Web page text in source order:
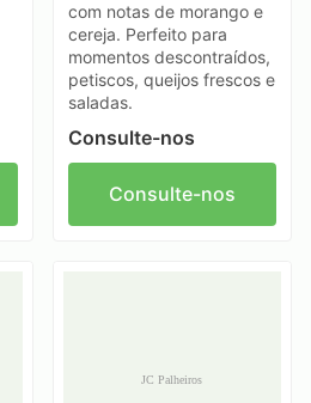
com notas de morango e
cereja. Perfeito para
momentos descontraídos,
petiscos, queijos frescos e
saladas.
Consulte-nos
Consulte-nos